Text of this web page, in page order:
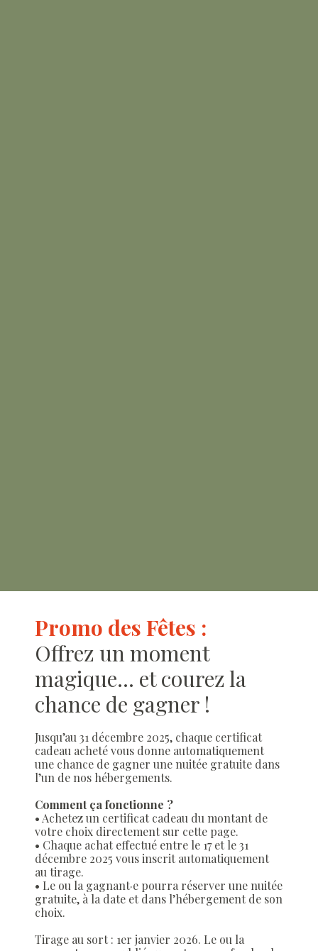
Promo des Fêtes :
Offrez un moment
magique… et courez la
chance de gagner !
Jusqu’au 31 décembre 2025, chaque certificat
cadeau acheté vous donne automatiquement
une chance de gagner une nuitée gratuite dans
l’un de nos hébergements.
Comment ça fonctionne ?
• Achetez un certificat cadeau du montant de
votre choix directement sur cette page.
• Chaque achat effectué entre le 17 et le 31
décembre 2025 vous inscrit automatiquement
au tirage.
• Le ou la gagnant·e pourra réserver une nuitée
gratuite, à la date et dans l’hébergement de son
choix.
Tirage au sort : 1er janvier 2026. Le ou la